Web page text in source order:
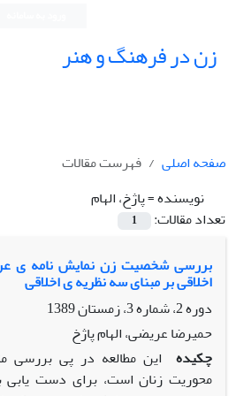
زن در فرهنگ و هنر
صفحه اصلی
فهرست مقالات
نویسنده =پاژخ، الهام
تعداد مقالات:
1
بررسی شخصیت زن نمایش نامه ی
اخلاقی بر مبنای سه نظریه ی اخلاقی
دوره 2، شماره 3، زمستان 1389
حمیرضا عریضی، الهام پاژخ
چکیده این مطالعه در پی بررسی
محوریت زنان است، برای دست یابی